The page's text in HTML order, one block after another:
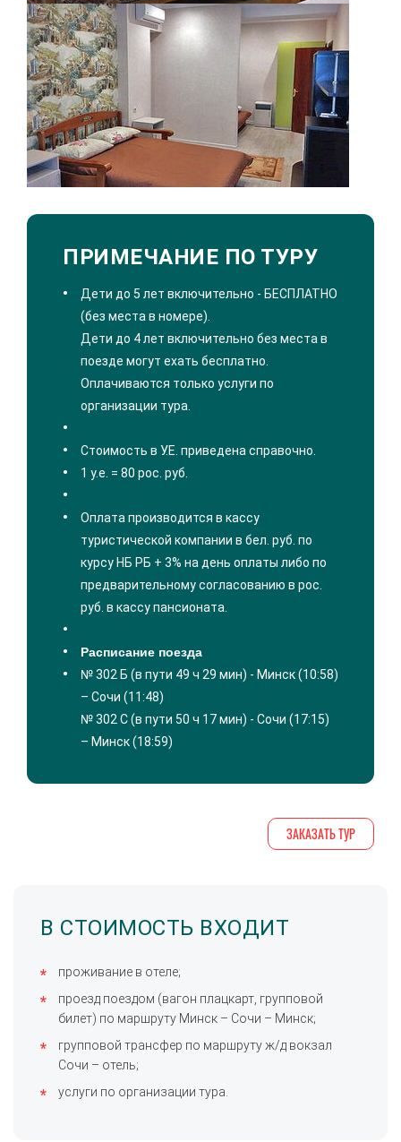
ПРИМЕЧАНИЕ ПО ТУРУ
Дети до 5 лет включительно - БЕСПЛАТНО
(без места в номере).
Дети до 4 лет включительно без места в
поезде могут ехать бесплатно.
Оплачиваются только услуги по
организации тура.
Стоимость в У.Е. приведена справочно.
1 у.е. = 80 рос. руб.
Оплата производится в кассу
туристической компании в бел. руб. по
курсу НБ РБ + 3% на день оплаты либо по
предварительному согласованию в рос.
руб. в кассу пансионата.
Расписание поезда
№ 302 Б (в пути 49 ч 29 мин) - Минск (10:58)
– Сочи (11:48)
№ 302 С (в пути 50 ч 17 мин) - Сочи (17:15)
– Минск (18:59)
ЗАКАЗАТЬ ТУР
В СТОИМОСТЬ ВХОДИТ
проживание в отеле;
проезд поездом (вагон плацкарт, групповой
билет) по маршруту Минск – Сочи – Минск;
групповой трансфер по маршруту ж/д вокзал
Сочи – отель;
услуги по организации тура.